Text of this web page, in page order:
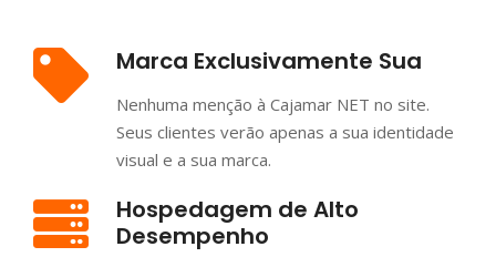
Marca Exclusivamente Sua
Nenhuma menção à Cajamar NET no site.
Seus clientes verão apenas a sua identidade
visual e a sua marca.
Hospedagem de Alto
Desempenho